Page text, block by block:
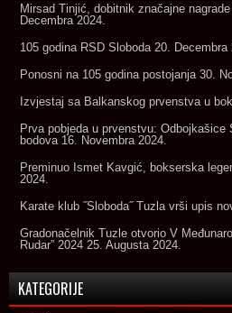
Mirsad Tinjić, dobitnik značajne
Decembra 2024.
105 godina RSD Sloboda 20. Decembra
Ponosni na 105 godina postojanja 30.
Izvjestaj sa Balkanskog prvenstva u
Prva pobjeda u prvenstvu: Odbojkašice
bodova 16. Novembra 2024.
Preminuo Ismet Kavgić, bokserska
2024.
Karate klub ˝Sloboda˝ Tuzla vrši upis
Gradonačelnik Tuzle otvorio V
Rudar” 2024 25. Augusta 2024.
KATEGORIJE